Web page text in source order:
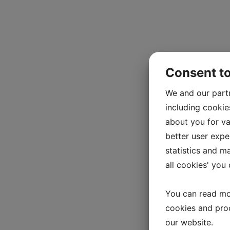
Consent
We and our
including
about you for
better user
statistics and
all cookies' you
You can read
cookies and
our website.